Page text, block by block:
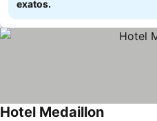
exatos.
Hotel Medaillon